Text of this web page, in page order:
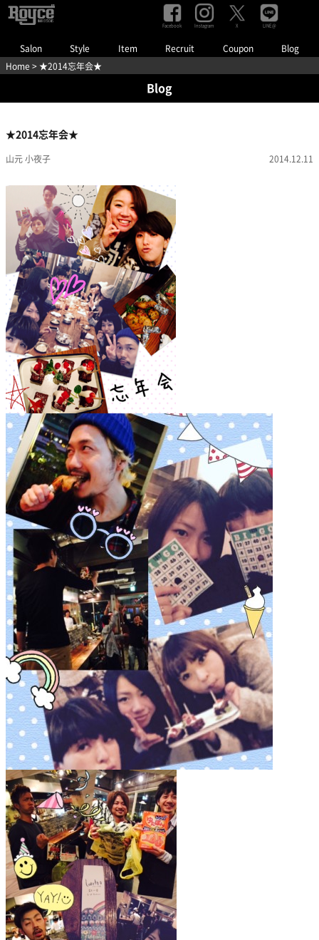
Salon Style Item Recruit Coupon Blog
Facebook Instagram X LINE@
Home > ★2014忘年会★
Blog
★2014忘年会★
山元 小夜子 2014.12.11